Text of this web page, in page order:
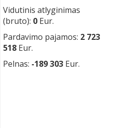
Vidutinis atlyginimas
(bruto): 0 Eur.
Pardavimo pajamos: 2 723
518 Eur.
Pelnas: -189 303 Eur.